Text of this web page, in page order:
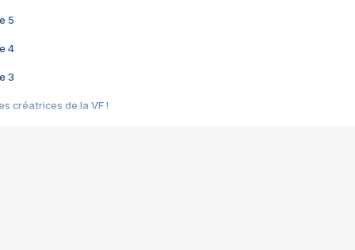
5
4
3
créatrices de la VF !